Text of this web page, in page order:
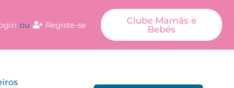
ou Registe-se Clube Mamãs e
Bebés